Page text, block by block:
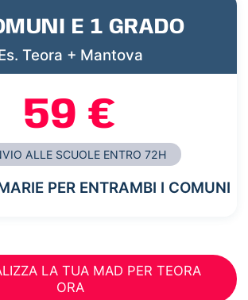
E 1 GRADO
Teora + Mantova
59 €
ALLE SCUOLE ENTRO 72H
PER ENTRAMBI I COMUNI
LA TUA MAD PER TEORA
ORA